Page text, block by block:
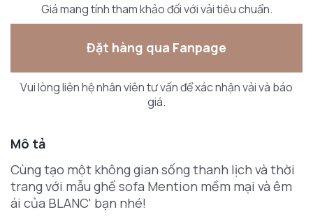
Giá mang tính tham khảo đối với vải tiêu chuẩn.
Đặt hàng qua Fanpage
Vui lòng liên hệ nhân viên tư vấn để xác nhận vải và báo
giá.
Mô tả
Cùng tạo một không gian sống thanh lịch và thời
trang với mẫu ghế sofa Mention mềm mại và êm
ái của BLANC' bạn nhé!